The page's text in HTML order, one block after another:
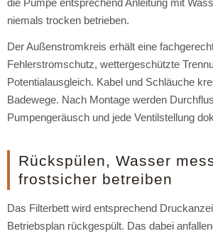
die Pumpe entsprechend Anleitung mit
niemals trocken betrieben.
Der Außenstromkreis erhält eine
Fehlerstromschutz, wettergeschützte
Potentialausgleich. Kabel und Schläuche
Badewege. Nach Montage werden
Pumpengeräusch und jede Ventilstellung
Rückspülen, Wasser
frostsicher betreiben
Das Filterbett wird entsprechend
Betriebsplan rückgespült. Das dabei